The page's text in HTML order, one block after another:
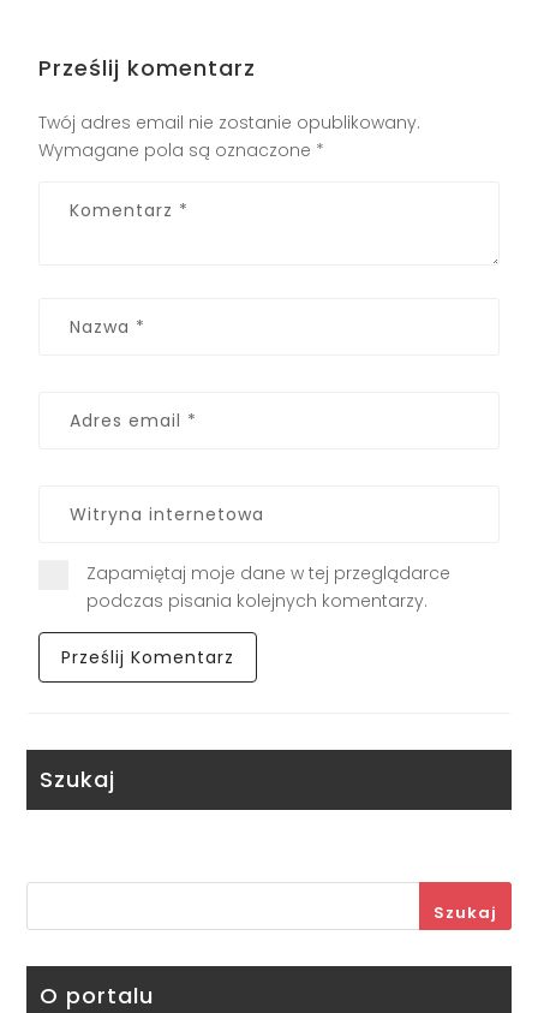
Prześlij komentarz
Twój adres email nie zostanie opublikowany.
Wymagane pola są oznaczone *
Zapamiętaj moje dane w tej przeglądarce
podczas pisania kolejnych komentarzy.
Szukaj
Szukaj
O portalu